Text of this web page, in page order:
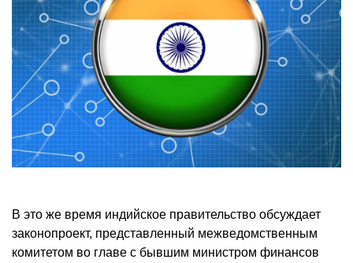
В это же время индийское правительство обсуждает
законопроект, представленный межведомственным
комитетом во главе с бывшим министром финансов